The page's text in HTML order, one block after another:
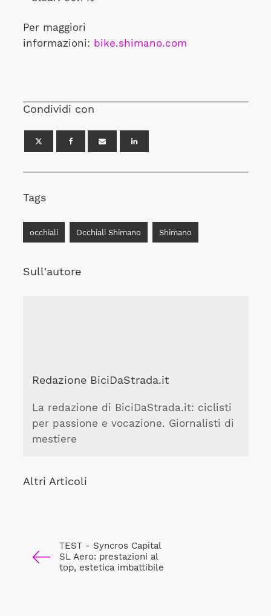
Per maggiori
informazioni: bike.shimano.com
Condividi con
Tags
occhiali Occhiali Shimano Shimano
Sull'autore
Redazione BiciDaStrada.it
La redazione di BiciDaStrada.it: ciclisti
per passione e vocazione. Giornalisti di
mestiere
Altri Articoli
TEST - Syncros Capital
SL Aero: prestazioni al
top, estetica imbattibile